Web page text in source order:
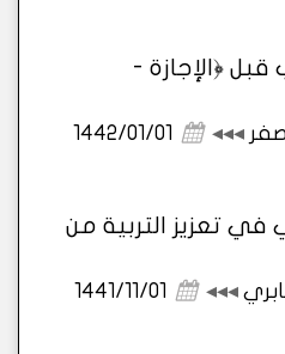
﴿الإجازة -
◂◂◂
1442/01/01
في تعزيز التربية من
◂◂◂
1441/11/01